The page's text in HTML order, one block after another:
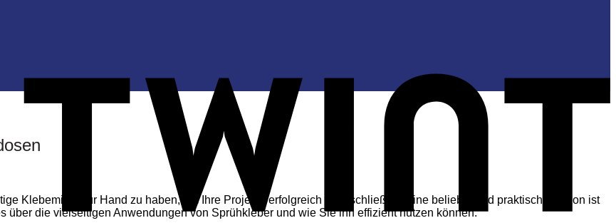
Klebemittel zur Hand zu haben, um Ihre Projekte erfolgreich abzuschließen. Eine beliebte und praktische Option ist
die vielseitigen Anwendungen von Sprühkleber und wie Sie ihn effizient nutzen können.